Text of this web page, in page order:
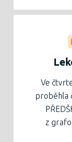
se
Ve
proběhla
z